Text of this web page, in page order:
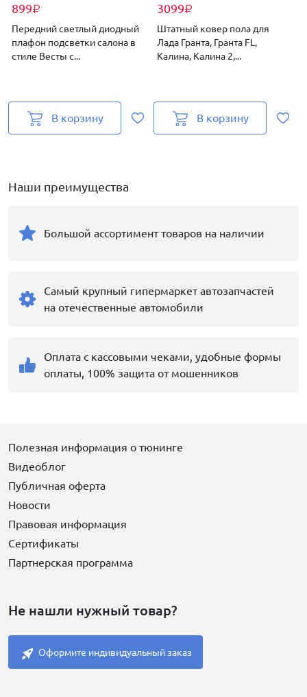
899₽
Передний светлый диодный
плафон подсветки салона в
стиле Весты с...
В корзину
3099₽
Штатный ковер пола для
Лада Гранта, Гранта FL,
Калина, Калина 2,...
В корзину
Наши преимущества
Большой ассортимент товаров на наличии
Самый крупный гипермаркет автозапчастей
на отечественные автомобили
Оплата с кассовыми чеками, удобные формы
оплаты, 100% защита от мошенников
Полезная информация о тюнинге
Видеоблог
Публичная оферта
Новости
Правовая информация
Сертификаты
Партнерская программа
Не нашли нужный товар?
Оформите индивидуальный заказ